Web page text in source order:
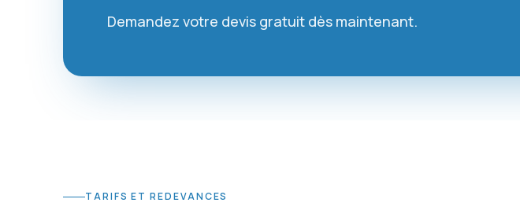
Demandez votre devis gratuit dès maintenant.
TARIFS ET REDEVANCES